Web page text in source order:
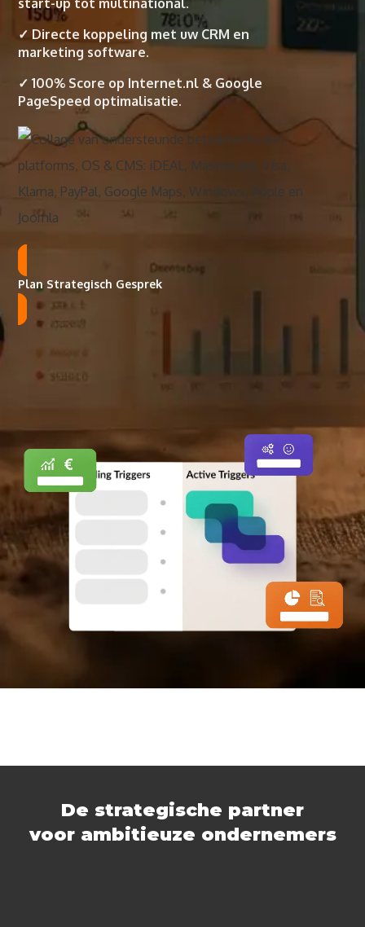
start-up tot multinational.
✓ Directe koppeling met uw CRM en
marketing software.
✓ 100% Score op Internet.nl & Google
PageSpeed optimalisatie.
Plan Strategisch Gesprek
De strategische partner
voor ambitieuze ondernemers